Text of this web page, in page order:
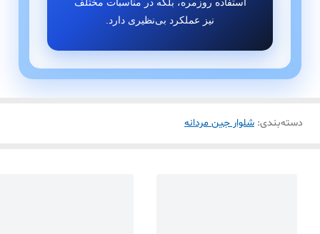
استفاده روزمره، بلکه در مناسبات مختلف
نیز عملکرد بی‌نظیری دارد.
دسته‌بندی: شلوار جین مردانه